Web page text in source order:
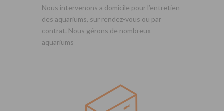
Nous intervenons a domicile pour l’entretien
des aquariums, sur rendez-vous ou par
contrat. Nous gérons de nombreux
aquariums